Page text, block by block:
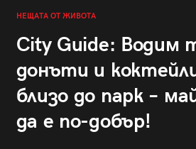
НЕЩАТА ОТ ЖИВОТА
City Guide: Водим
донъти и
близо до парк –
да е по-добър!